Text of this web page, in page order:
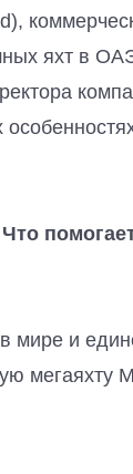
яхт в
мире и
мегаяхту